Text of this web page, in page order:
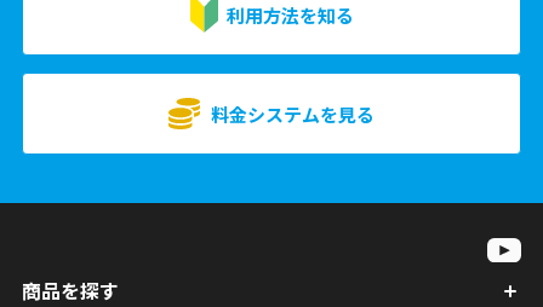
利用方法を知る
料金システムを見る
商品を探す